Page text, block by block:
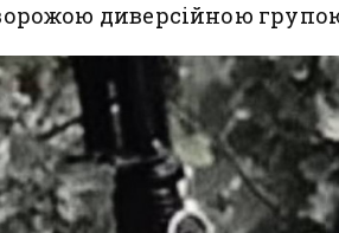
диверсійною групою